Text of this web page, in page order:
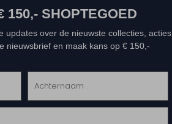
150,- SHOPTEGOED
updates over de nieuwste collecties, acties
nieuwsbrief en maak kans op € 150,-